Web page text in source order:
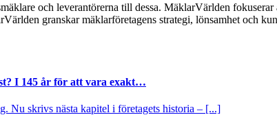
och leverantörerna till dessa. MäklarVärlden
granskar mäklarföretagens strategi, lönsamhet och
I 145 år för att vara exakt…
Nu skrivs nästa kapitel i företagets historia – [...]